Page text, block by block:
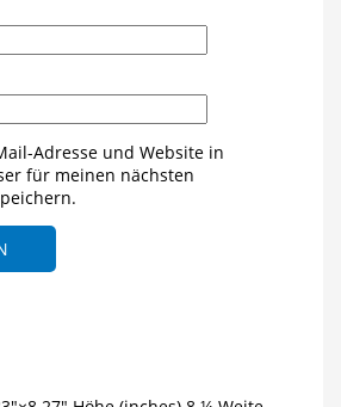
Adresse und Website in
für meinen nächsten